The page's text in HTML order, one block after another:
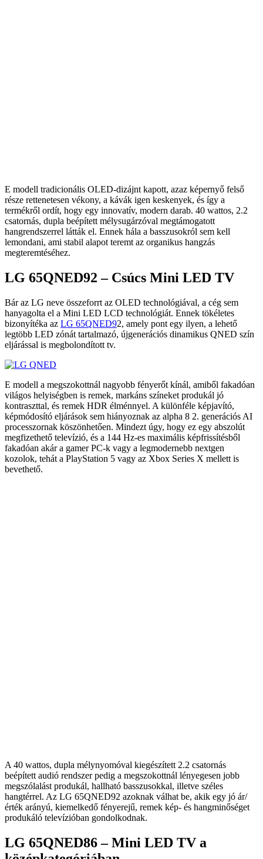
E modell tradicionális OLED-dizájnt kapott, azaz képernyő felső
része rettenetesen vékony, a kávák igen keskenyek, és így a
termékről ordít, hogy egy innovatív, modern darab. 40 wattos, 2.2
csatornás, dupla beépített mélysugárzóval megtámogatott
hangrendszerrel látták el. Ennek hála a basszusokról sem kell
lemondani, ami stabil alapot teremt az organikus hangzás
megteremtéséhez.
LG 65QNED92 – Csúcs Mini LED TV
Bár az LG neve összeforrt az OLED technológiával, a cég sem
hanyagolta el a Mini LED LCD technológiát. Ennek tökéletes
bizonyítéka az LG 65QNED92, amely pont egy ilyen, a lehető
legtöbb LED zónát tartalmazó, újgenerációs dinamikus QNED szín
eljárással is megbolondított tv.
E modell a megszokottnál nagyobb fényerőt kínál, amiből fakadóan
világos helyiségben is remek, markáns színeket produkál jó
kontraszttal, és remek HDR élménnyel. A különféle képjavító,
képmódosító eljárások sem hiányoznak az alpha 8 2. generációs AI
processzornak köszönhetően. Mindezt úgy, hogy ez egy abszolút
megfizethető televízió, és a 144 Hz-es maximális képfrissítésből
fakadóan akár a gamer PC-k vagy a legmodernebb nextgen
kozolok, tehát a PlayStation 5 vagy az Xbox Series X mellett is
bevethető.
A 40 wattos, dupla mélynyomóval kiegészített 2.2 csatornás
beépített audió rendszer pedig a megszokottnál lényegesen jobb
megszólalást produkál, hallható basszusokkal, illetve széles
hangtérrel. Az LG 65QNED92 azoknak válhat be, akik egy jó ár/
érték arányú, kiemelkedő fényerejű, remek kép- és hangminőséget
produkáló televízióban gondolkodnak.
LG 65QNED86 – Mini LED TV a